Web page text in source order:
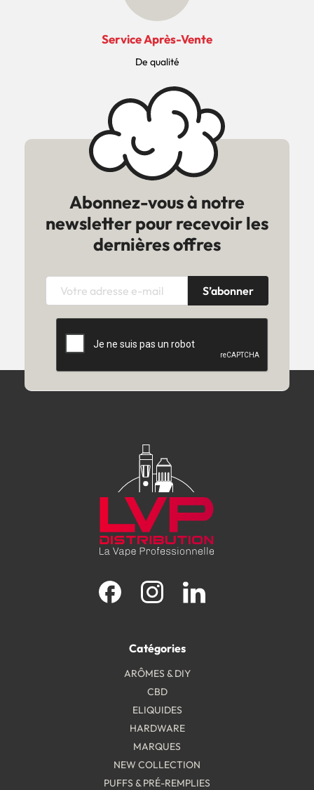
Service Après-Vente
De qualité
Abonnez-vous à notre
newsletter pour recevoir les
dernières offres
Catégories
ARÔMES & DIY
CBD
ELIQUIDES
HARDWARE
MARQUES
NEW COLLECTION
PUFFS & PRÉ-REMPLIES
Facebook Instagram